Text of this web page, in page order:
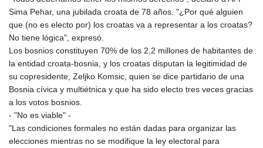
Sima Pehar, una jubilada croata de 78 años. "¿Por qué alguien
que (no es electo por) los croatas va a representar a los croatas?
No tiene lógica", expresó.
Los bosnios constituyen 70% de los 2,2 millones de habitantes de
la entidad croata-bosnia, y los croatas disputan la legitimidad de
su copresidente, Zeljko Komsic, quien se dice partidario de una
Bosnia cívica y multiétnica y que ha sido electo tres veces gracias
a los votos bosnios.
- "No es viable" -
"Las condiciones formales no están dadas para organizar las
elecciones mientras no se modifique la ley electoral para